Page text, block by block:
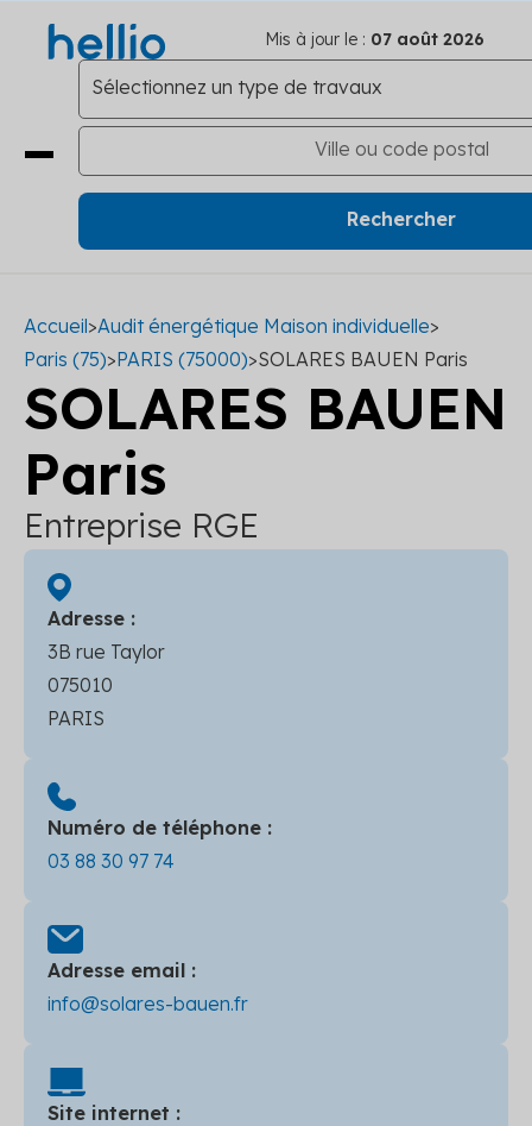
Mis à jour le : 07 août 2026
Accueil>Audit énergétique Maison individuelle>
Paris (75)>PARIS (75000)>SOLARES BAUEN Paris
SOLARES BAUEN
Paris
Entreprise RGE
Adresse :
3B rue Taylor
075010
PARIS
Numéro de téléphone :
03 88 30 97 74
Adresse email :
info@solares-bauen.fr
Site internet :